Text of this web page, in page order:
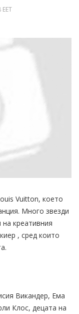
Vuitton, което
Много звезди
на креативния
, сред които
Викандер, Ема
Клос, децата на